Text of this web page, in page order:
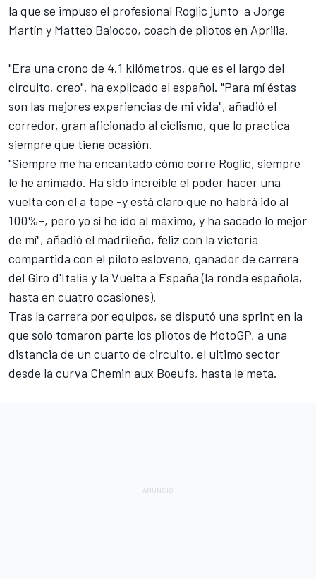
la que se impuso el profesional Roglic junto a Jorge
Martín y Matteo Baiocco, coach de pilotos en Aprilia.
"Era una crono de 4.1 kilómetros, que es el largo del
circuito, creo", ha explicado el español. "Para mí éstas
son las mejores experiencias de mi vida", añadió el
corredor, gran aficionado al ciclismo, que lo practica
siempre que tiene ocasión.
"Siempre me ha encantado cómo corre Roglic, siempre
le he animado. Ha sido increíble el poder hacer una
vuelta con él a tope -y está claro que no habrá ido al
100%-, pero yo sí he ido al máximo, y ha sacado lo mejor
de mí", añadió el madrileño, feliz con la victoria
compartida con el piloto esloveno, ganador de carrera
del Giro d'Italia y la Vuelta a España (la ronda española,
hasta en cuatro ocasiones).
Tras la carrera por equipos, se disputó una sprint en la
que solo tomaron parte los pilotos de MotoGP, a una
distancia de un cuarto de circuito, el ultimo sector
desde la curva Chemin aux Boeufs, hasta le meta.